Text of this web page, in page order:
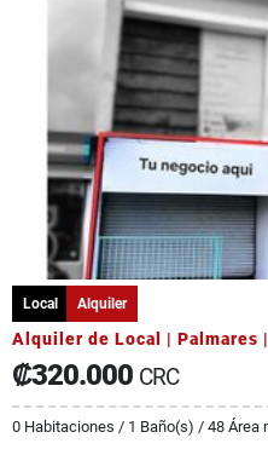
Local Alquiler
Alquiler de Local | Palmares
₡320.000 CRC
0 Habitaciones / 1 Baño(s) / 48 Área